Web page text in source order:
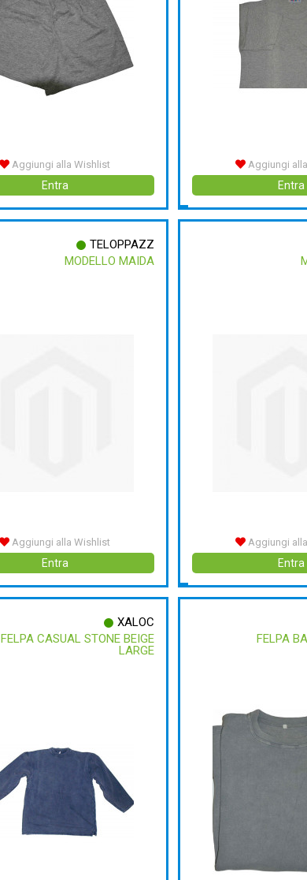
Aggiungi alla Wishlist
Entra
Aggiungi
Entra
TELOPPAZZ
MODELLO MAIDA
Aggiungi alla Wishlist
Entra
Aggiungi
Entra
XALOC
FELPA CASUAL STONE BEIGE
LARGE
FELPA